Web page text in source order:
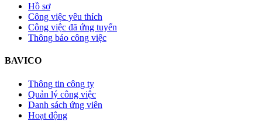
Hồ sơ
Công việc yêu thích
Công việc đã ứng tuyển
Thông báo công việc
BAVICO
Thông tin công ty
Quản lý công việc
Danh sách ứng viên
Hoạt động